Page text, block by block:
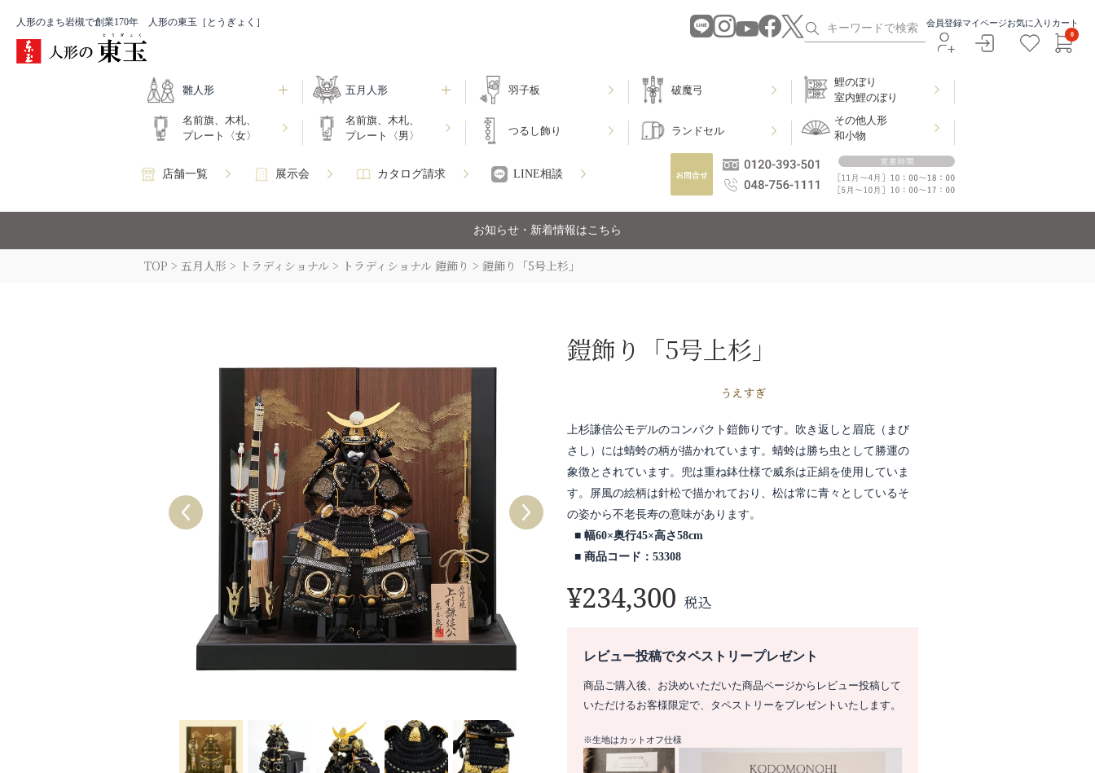
人形のまち岩槻で創業170年 人形の東玉［とうぎょく］ 会員登録マイページお気に入り カート
0
雛人形 五月人形 羽子板 破魔弓
鯉のぼり
室内鯉のぼり
名前旗、木札、
プレート〈女〉
名前旗、木札、
プレート〈男〉
つるし飾り ランドセル
その他人形
和小物
店舗一覧 展示会 カタログ請求 LINE相談
お知らせ・新着情報はこちら
TOP 五月人形 トラディショナル トラディショナル 鎧飾り 鎧飾り「5号上杉」
鎧飾り「5号上杉」
うえすぎ
上杉謙信公モデルのコンパクト鎧飾りです。吹き返しと眉庇（まび
さし）には蜻蛉の柄が描かれています。蜻蛉は勝ち虫として勝運の
象徴とされています。兜は重ね鉢仕様で威糸は正絹を使用していま
す。屏風の絵柄は針松で描かれており、松は常に青々としているそ
の姿から不老長寿の意味があります。
幅60×奥行45×高さ58cm
商品コード：53308
¥234,300 税込
レビュー投稿でタペストリープレゼント
商品ご購入後、お決めいただいた商品ページからレビュー投稿して
いただけるお客様限定で、タペストリーをプレゼントいたします。
※生地はカットオフ仕様